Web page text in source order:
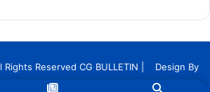
Reserved CG BULLETIN | Design By
InnoTech Solution Services